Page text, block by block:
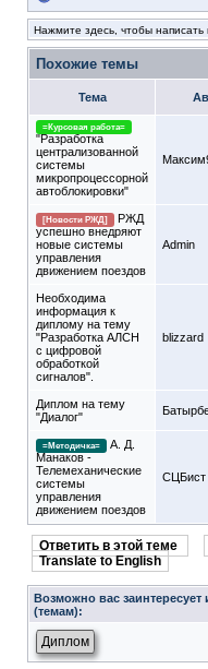
Нажмите здесь, чтобы
Похожие темы
Тема
=Курсовая работа=
"Разработка
централизованной
системы
микропроцессорной
автоблокировки"
[Новости РЖД]
РЖД
успешно внедряют
новые системы
управления
движением поездов
Admin
Необходима
информация к
диплому на тему
"Разработка АЛСН
с цифровой
обработкой
сигналов".
blizzard
Диплом на тему
"Диалог"
=Методичка=
А. Д.
Манаков -
Телемеханические
системы
управления
движением поездов
СЦБист
Ответить в этой теме
Translate to English
Возможно вас
(темам):
Диплом